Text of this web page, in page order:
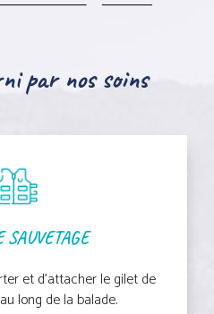
par nos soins
SAUVETAGE
et d’attacher le gilet de
long de la balade.